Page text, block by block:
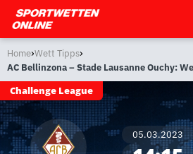
Home›Wett Tipps›
AC Bellinzona – Stade Lausanne Ouchy:
Challenge League
05.03.2023